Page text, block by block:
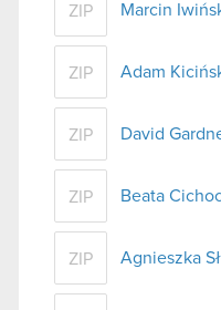
ZIP Marcin
ZIP Adam
ZIP David
ZIP Beata
ZIP Agnieszka